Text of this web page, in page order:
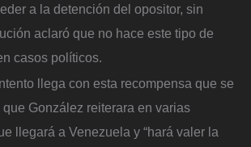
a la detención del opositor, sin
aclaró que no hace este tipo de
casos políticos.
llega con esta recompensa que se
González reiterara en varias
llegará a Venezuela y “hará valer la